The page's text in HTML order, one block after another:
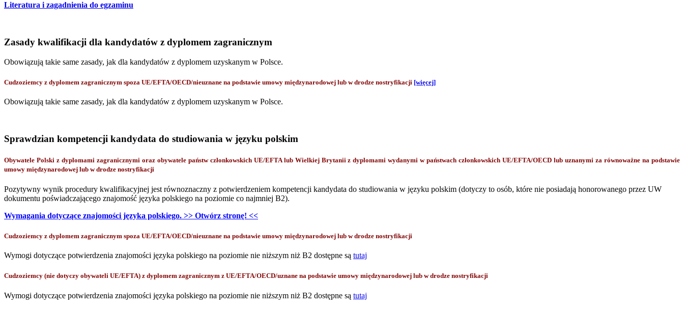
Literatura i zagadnienia do egzaminu
Zasady kwalifikacji dla kandydatów z dyplomem zagranicznym
Obowiązują takie same zasady, jak dla kandydatów z dyplomem uzyskanym w Polsce.
Cudzoziemcy z dyplomem zagranicznym spoza UE/EFTA/OECD/nieuznane na podstawie umowy międzynarodowej lub w drodze nostryfikacji [więcej]
Obowiązują takie same zasady, jak dla kandydatów z dyplomem uzyskanym w Polsce.
Sprawdzian kompetencji kandydata do studiowania w języku polskim
Obywatele Polski z dyplomami zagranicznymi oraz obywatele państw członkowskich UE/EFTA lub Wielkiej Brytanii z dyplomami wydanymi w państwach członkowskich UE/EFTA/OECD lub uznanymi za równoważne na podstawie
umowy międzynarodowej lub w drodze nostryfikacji
Pozytywny wynik procedury kwalifikacyjnej jest równoznaczny z potwierdzeniem kompetencji kandydata do studiowania w języku polskim (dotyczy to osób, które nie posiadają honorowanego przez UW
dokumentu poświadczającego znajomość języka polskiego na poziomie co najmniej B2).
Wymagania dotyczące znajomości języka polskiego. >> Otwórz stronę! <<
Cudzoziemcy z dyplomem zagranicznym spoza UE/EFTA/OECD/nieuznane na podstawie umowy międzynarodowej lub w drodze nostryfikacji
Wymogi dotyczące potwierdzenia znajomości języka polskiego na poziomie nie niższym niż B2 dostępne są tutaj
Cudzoziemcy (nie dotyczy obywateli UE/EFTA) z dyplomem zagranicznym z UE/EFTA/OECD/uznane na podstawie umowy międzynarodowej lub w drodze nostryfikacji
Wymogi dotyczące potwierdzenia znajomości języka polskiego na poziomie nie niższym niż B2 dostępne są tutaj